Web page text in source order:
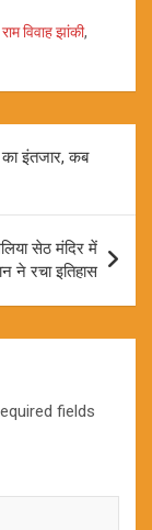
राम विवाह झांकी,
इंतजार, कब
सेठ मंदिर में
ने रचा इतिहास
fields